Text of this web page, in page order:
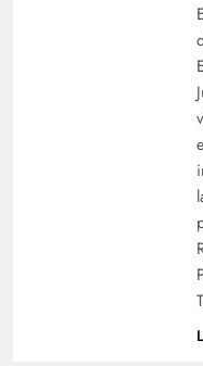
UTEC da la
entusiasmo y